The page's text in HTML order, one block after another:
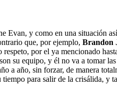
Evan, y como en una situación
que, por ejemplo, Brandon
por el ya mencionado
su equipo, y él no va a tomar
a año, sin forzar, de manera
para salir de la crisálida, y